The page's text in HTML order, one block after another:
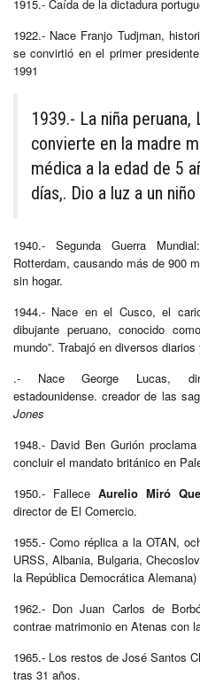
1915.- Caída de la dictadura
1922.- Nace Franjo Tudjman,
se convirtió en el primer
1991
1939.- La niña peruana,
convierte en la madre
médica a la edad de 5
días,. Dio a luz a un
1940.- Segunda Guerra
Rotterdam, causando más de 900
sin hogar.
1944.- Nace en el Cusco, el
dibujante peruano, conocido
mundo”. Trabajó en diversos
.- Nace George Lucas,
estadounidense. creador de las
Jones
1948.- David Ben Gurión
concluir el mandato británico en
1950.- FalleceAurelio Miró
director de El Comercio.
1955.- Como réplica a la OTAN,
URSS, Albania, Bulgaria,
la República Democrática
1962.- Don Juan Carlos de
contrae matrimonio en Atenas con
1965.- Los restos de José Santos
tras 31 años.